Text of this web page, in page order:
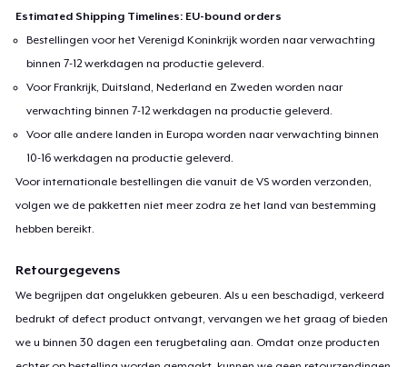
Estimated Shipping Timelines: EU-bound orders
Bestellingen voor het Verenigd Koninkrijk worden naar verwachting
binnen 7-12 werkdagen na productie geleverd.
Voor Frankrijk, Duitsland, Nederland en Zweden worden naar
verwachting binnen 7-12 werkdagen na productie geleverd.
Voor alle andere landen in Europa worden naar verwachting binnen
10-16 werkdagen na productie geleverd.
Voor internationale bestellingen die vanuit de VS worden verzonden,
volgen we de pakketten niet meer zodra ze het land van bestemming
hebben bereikt.
Retourgegevens
We begrijpen dat ongelukken gebeuren. Als u een beschadigd, verkeerd
bedrukt of defect product ontvangt, vervangen we het graag of bieden
we u binnen 30 dagen een terugbetaling aan. Omdat onze producten